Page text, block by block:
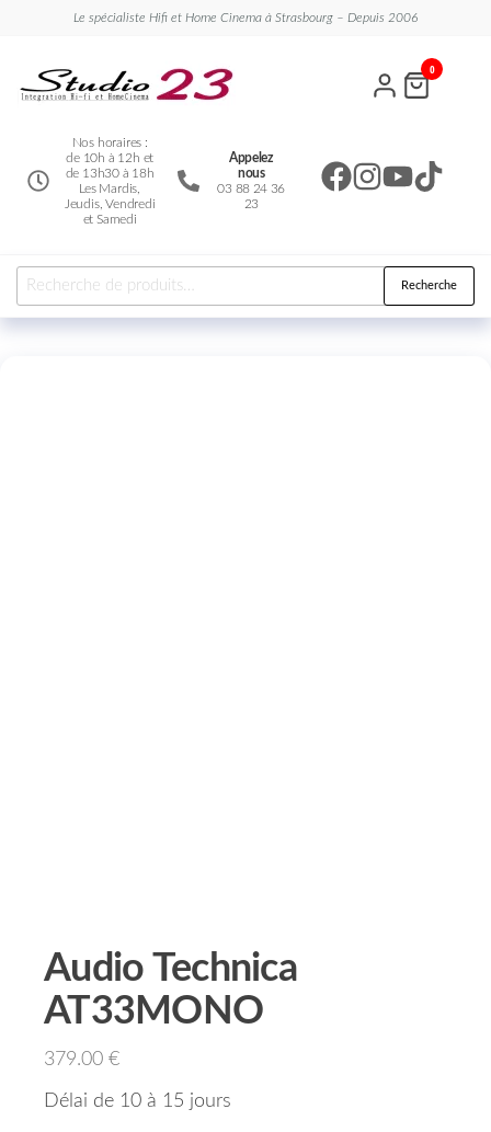
Le spécialiste Hifi et Home Cinema à Strasbourg – Depuis 2006
Nos horaires :
de 10h à 12h et
de 13h30 à 18h
Les Mardis,
Jeudis, Vendredi
et Samedi
Appelez
nous
03 88 24 36
23
0
Recherche
Audio Technica
AT33MONO
379.00 €
Délai de 10 à 15 jours